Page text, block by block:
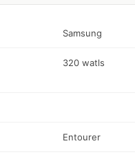
Samsung
320 watls
Entourer